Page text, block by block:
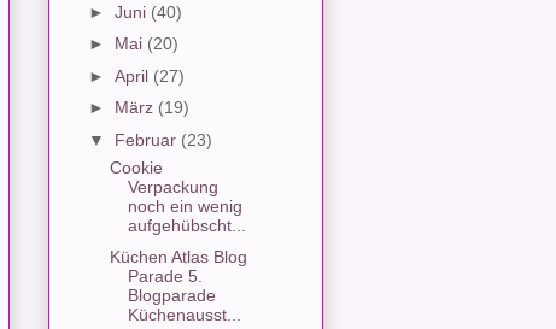
► Juni (40)
► Mai (20)
► April (27)
► März (19)
▼ Februar (23)
Cookie
Verpackung
noch ein wenig
aufgehübscht...
Küchen Atlas Blog
Parade 5.
Blogparade
Küchenausst...